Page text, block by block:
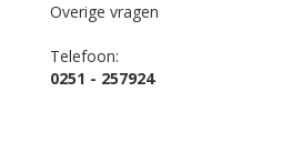
Overige vragen
Telefoon:
0251 - 257924